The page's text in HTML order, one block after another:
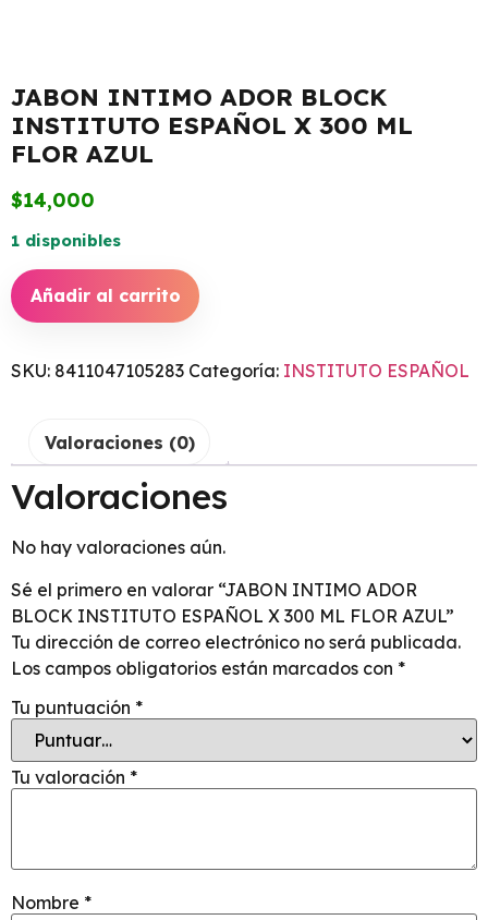
JABON INTIMO ADOR BLOCK
INSTITUTO ESPAÑOL X 300 ML
FLOR AZUL
$14,000
1 disponibles
Añadir al carrito
SKU: 8411047105283 Categoría: INSTITUTO ESPAÑOL
Valoraciones (0)
Valoraciones
No hay valoraciones aún.
Sé el primero en valorar “JABON INTIMO ADOR
BLOCK INSTITUTO ESPAÑOL X 300 ML FLOR AZUL”
Tu dirección de correo electrónico no será publicada.
Los campos obligatorios están marcados con *
Tu puntuación *
Tu valoración *
Nombre *